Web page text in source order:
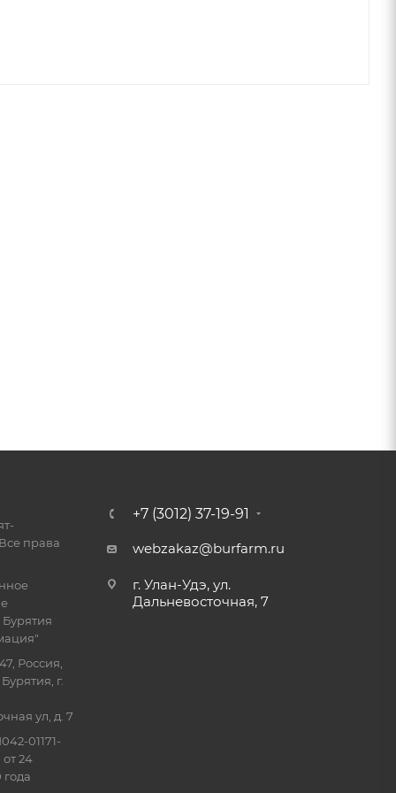
права
Россия,
г.
ул, д. 7
01171-
24
года
+7 (3012) 37-19-91
webzakaz@burfarm.ru
г. Улан-Удэ, ул.
Дальневосточная, 7